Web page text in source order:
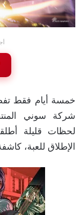
خمسة أيام فقط
شركة سوني
لحظات قليلة
الإطلاق للعبة،